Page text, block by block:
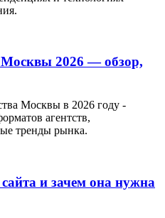
Москвы 2026 — обзор,
Москвы в 2026 году -
агентств,
тренды рынка.
и зачем она нужна